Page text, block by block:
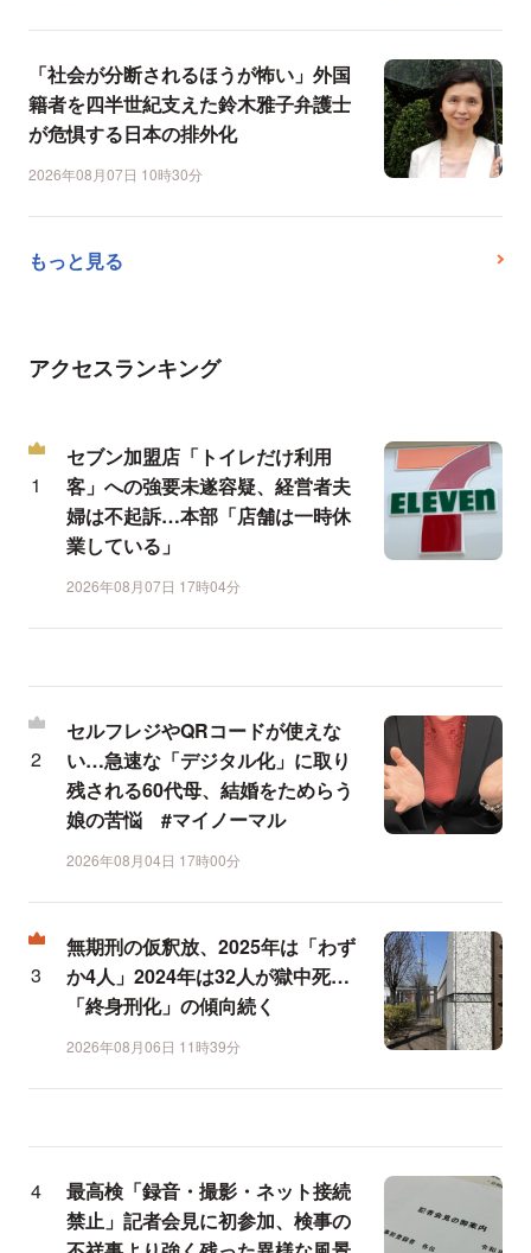
「社会が分断されるほうが怖い」外国
籍者を四半世紀支えた鈴木雅子弁護士
が危惧する日本の排外化
2026年08月07日 10時30分
もっと見る
アクセスランキング
セブン加盟店「トイレだけ利用
客」への強要未遂容疑、経営者夫
婦は不起訴…本部「店舗は一時休
業している」
2026年08月07日 17時04分
セルフレジやQRコードが使えな
い…急速な「デジタル化」に取り
残される60代母、結婚をためらう
娘の苦悩 #マイノーマル
2026年08月04日 17時00分
無期刑の仮釈放、2025年は「わず
か4人」2024年は32人が獄中死…
「終身刑化」の傾向続く
2026年08月06日 11時39分
最高検「録音・撮影・ネット接続
禁止」記者会見に初参加、検事の